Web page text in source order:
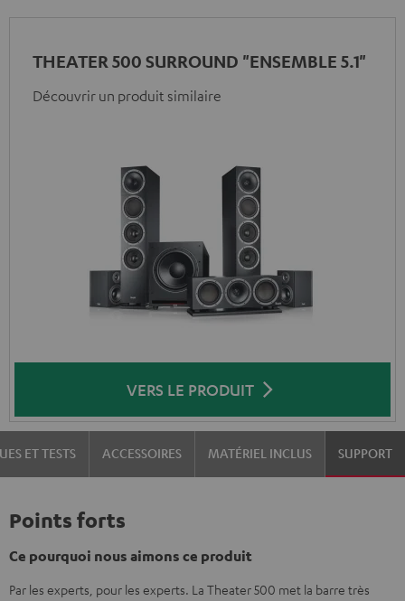
THEATER 500 SURROUND "ENSEMBLE 5.1"
Découvrir un produit similaire
VERS LE PRODUIT
ET TESTS ACCESSOIRES MATÉRIEL INCLUS SUPPORT
Points forts
Ce pourquoi nous aimons ce produit
Par les experts, pour les experts. La Theater 500 met la barre très